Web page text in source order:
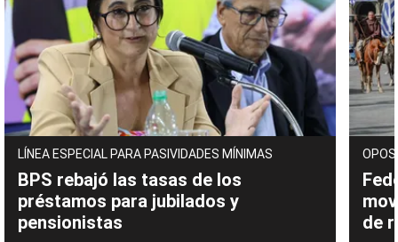
LÍNEA ESPECIAL PARA PASIVIDADES MÍNIMAS
BPS rebajó las tasas de los
préstamos para jubilados y
pensionistas
de